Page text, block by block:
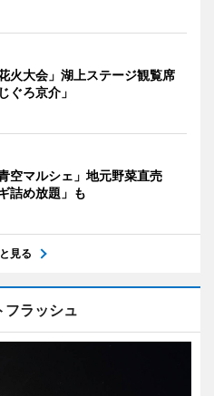
火大会」湖上ステージ観覧席
ぐろ京介」
空マルシェ」地元野菜直売
詰め放題」も
見る
フラッシュ